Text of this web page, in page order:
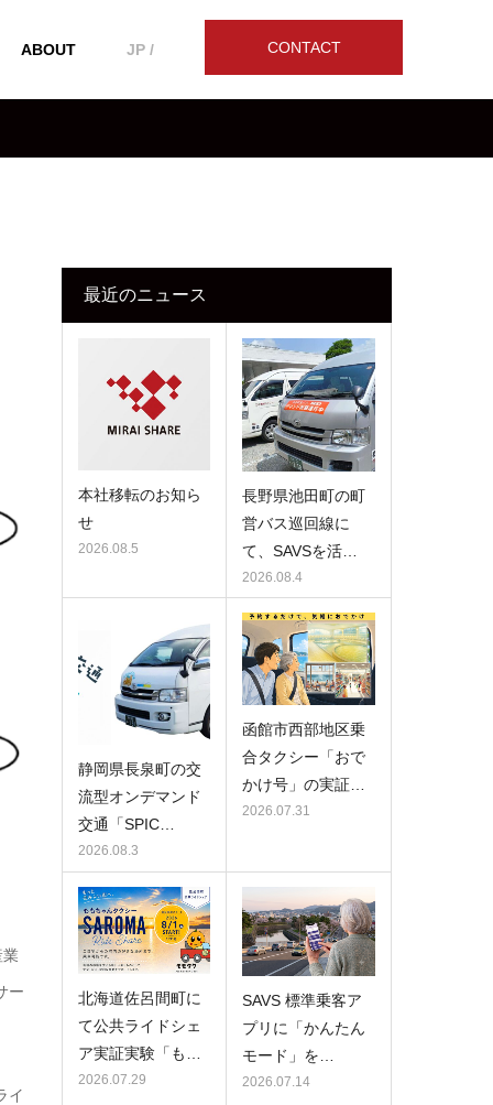
CONTACT
ABOUT JP /
ー
イ
最近のニュース
本社移転のお知ら
せ
2026.08.5
長野県池田町の町
営バス巡回線に
て、SAVSを活…
2026.08.4
静岡県長泉町の交
流型オンデマンド
交通「SPIC…
2026.08.3
函館市西部地区乗
合タクシー「おで
かけ号」の実証…
2026.07.31
北海道佐呂間町に
て公共ライドシェ
ア実証実験「も…
2026.07.29
SAVS 標準乗客ア
プリに「かんたん
モード」を…
2026.07.14